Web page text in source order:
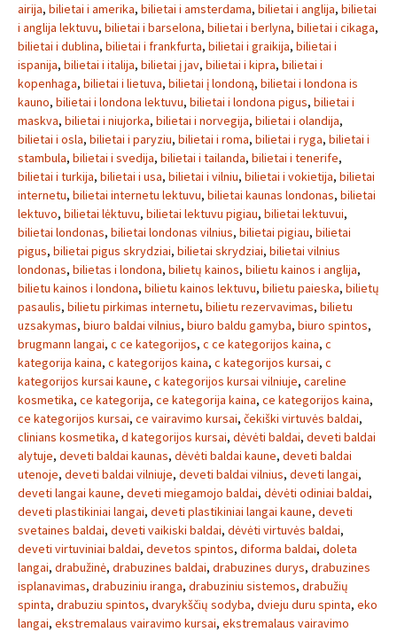
airija, bilietai i amerika, bilietai i amsterdama, bilietai i anglija, bilietai
i anglija lektuvu, bilietai i barselona, bilietai i berlyna, bilietai i cikaga,
bilietai i dublina, bilietai i frankfurta, bilietai i graikija, bilietai i
ispanija, bilietai i italija, bilietai į jav, bilietai i kipra, bilietai i
kopenhaga, bilietai i lietuva, bilietai į londoną, bilietai i londona is
kauno, bilietai i londona lektuvu, bilietai i londona pigus, bilietai i
maskva, bilietai i niujorka, bilietai i norvegija, bilietai i olandija,
bilietai i osla, bilietai i paryziu, bilietai i roma, bilietai i ryga, bilietai i
stambula, bilietai i svedija, bilietai i tailanda, bilietai i tenerife,
bilietai i turkija, bilietai i usa, bilietai i vilniu, bilietai i vokietija, bilietai
internetu, bilietai internetu lektuvu, bilietai kaunas londonas, bilietai
lektuvo, bilietai lėktuvu, bilietai lektuvu pigiau, bilietai lektuvui,
bilietai londonas, bilietai londonas vilnius, bilietai pigiau, bilietai
pigus, bilietai pigus skrydziai, bilietai skrydziai, bilietai vilnius
londonas, bilietas i londona, bilietų kainos, bilietu kainos i anglija,
bilietu kainos i londona, bilietu kainos lektuvu, bilietu paieska, bilietų
pasaulis, bilietu pirkimas internetu, bilietu rezervavimas, bilietu
uzsakymas, biuro baldai vilnius, biuro baldu gamyba, biuro spintos,
brugmann langai, c ce kategorijos, c ce kategorijos kaina, c
kategorija kaina, c kategorijos kaina, c kategorijos kursai, c
kategorijos kursai kaune, c kategorijos kursai vilniuje, careline
kosmetika, ce kategorija, ce kategorija kaina, ce kategorijos kaina,
ce kategorijos kursai, ce vairavimo kursai, čekiški virtuvės baldai,
clinians kosmetika, d kategorijos kursai, dėvėti baldai, deveti baldai
alytuje, deveti baldai kaunas, dėvėti baldai kaune, deveti baldai
utenoje, deveti baldai vilniuje, deveti baldai vilnius, deveti langai,
deveti langai kaune, deveti miegamojo baldai, dėvėti odiniai baldai,
deveti plastikiniai langai, deveti plastikiniai langai kaune, deveti
svetaines baldai, deveti vaikiski baldai, dėvėti virtuvės baldai,
deveti virtuviniai baldai, devetos spintos, diforma baldai, doleta
langai, drabužinė, drabuzines baldai, drabuzines durys, drabuzines
isplanavimas, drabuziniu iranga, drabuziniu sistemos, drabužių
spinta, drabuziu spintos, dvarykščių sodyba, dvieju duru spinta, eko
langai, ekstremalaus vairavimo kursai, ekstremalaus vairavimo